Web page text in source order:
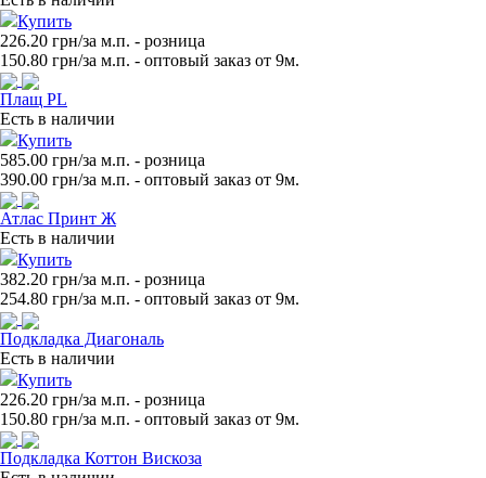
Купить
226.20 грн/за м.п. - розница
150.80 грн/за м.п. - оптовый заказ от 9м.
Плащ PL
Есть в наличии
Купить
585.00 грн/за м.п. - розница
390.00 грн/за м.п. - оптовый заказ от 9м.
Атлас Принт Ж
Есть в наличии
Купить
382.20 грн/за м.п. - розница
254.80 грн/за м.п. - оптовый заказ от 9м.
Подкладка Диагональ
Есть в наличии
Купить
226.20 грн/за м.п. - розница
150.80 грн/за м.п. - оптовый заказ от 9м.
Подкладка Коттон Вискоза